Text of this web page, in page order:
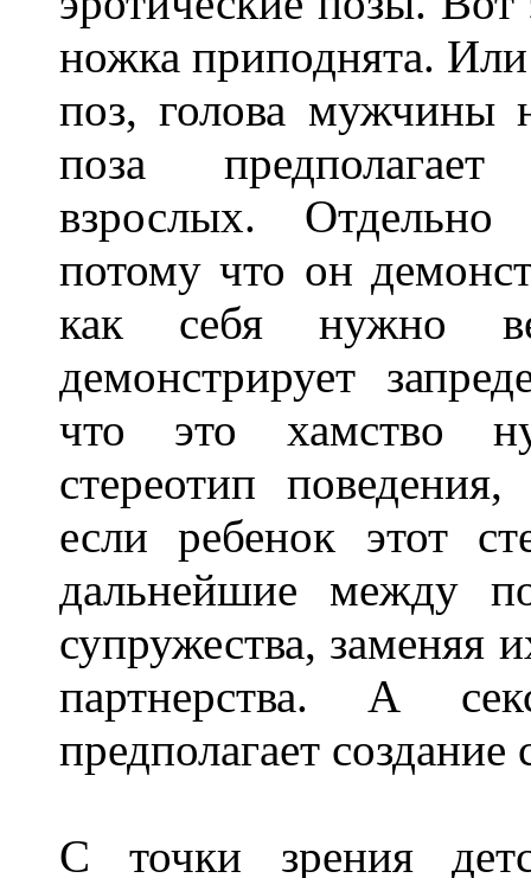
ножка приподнята.
поз, голова мужчины
поза
взрослых.
потому что он
как себя нужно
демонстрирует
что это хамство
стереотип
если ребенок этот
дальнейшие между
супружества, заменяя
партнерства. А
предполагает
С точки зрения